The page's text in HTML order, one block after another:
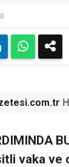
vaka ve